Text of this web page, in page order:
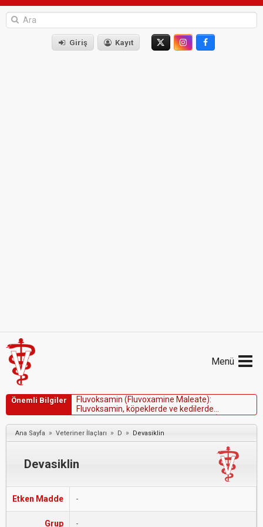
Giriş Kayıt
Menü
Önemli Bilgiler Fuvoksamin (Fuvoxamine Ma eate):
Fuvoksamin, köpekerde ve kedi erde
saldırganlıkvestereotipikdavranışlar(vediğer
obsesif-kompulsifdavranışlar)dahilolmak
üz ere çe şi li da vranışla i
Ana Sayfa » Veteriner İlaçları » D » Devasiklin
Devasiklin
Etken Madde -
Grup -